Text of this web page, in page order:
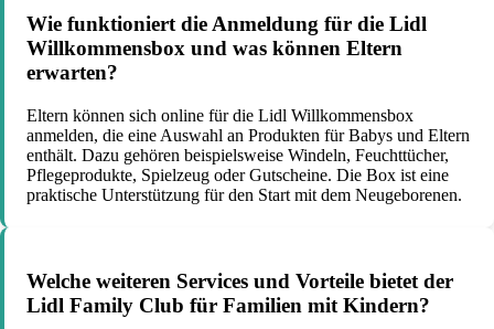
Wie funktioniert die Anmeldung für die Lidl
Willkommensbox und was können Eltern
erwarten?
Eltern können sich online für die Lidl Willkommensbox
anmelden, die eine Auswahl an Produkten für Babys und Eltern
enthält. Dazu gehören beispielsweise Windeln, Feuchttücher,
Pflegeprodukte, Spielzeug oder Gutscheine. Die Box ist eine
praktische Unterstützung für den Start mit dem Neugeborenen.
Welche weiteren Services und Vorteile bietet der
Lidl Family Club für Familien mit Kindern?